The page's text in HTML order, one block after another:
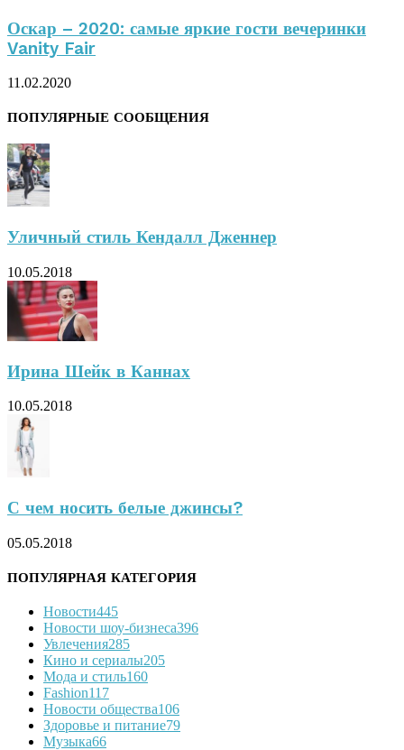
Оскар – 2020: самые яркие гости вечеринки
Vanity Fair
11.02.2020
ПОПУЛЯРНЫЕ СООБЩЕНИЯ
Уличный стиль Кендалл Дженнер
10.05.2018
Ирина Шейк в Каннах
10.05.2018
С чем носить белые джинсы?
05.05.2018
ПОПУЛЯРНАЯ КАТЕГОРИЯ
Новости445
Новости шоу-бизнеса396
Увлечения285
Кино и сериалы205
Мода и стиль160
Fashion117
Новости общества106
Здоровье и питание79
Музыка66